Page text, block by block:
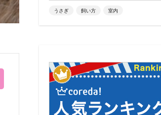
うさぎ 飼い方 室内